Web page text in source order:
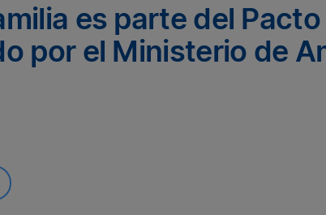
es parte del
por el Ministerio de